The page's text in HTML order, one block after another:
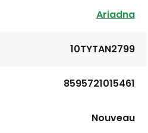
Ariadna
10TYTAN2799
8595721015461
Nouveau